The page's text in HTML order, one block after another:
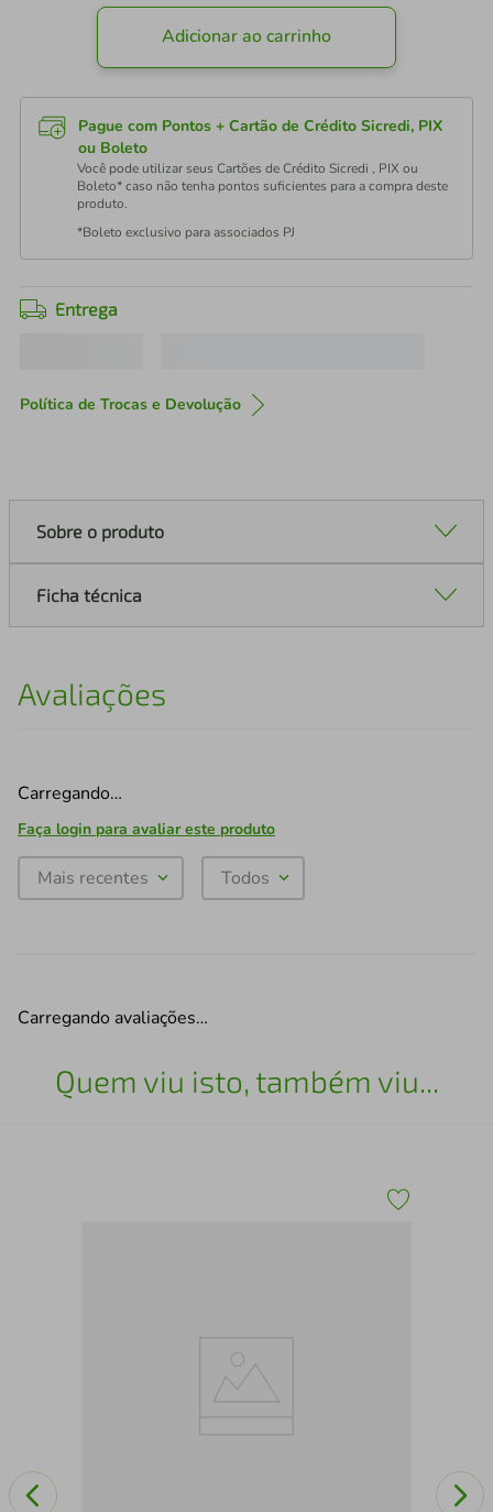
Adicionar ao carrinho
Pague com Pontos + Cartão de Crédito Sicredi, PIX
ou Boleto
Você pode utilizar seus Cartões de Crédito Sicredi , PIX ou
Boleto* caso não tenha pontos suficientes para a compra deste
produto.
*Boleto exclusivo para associados PJ
Entrega
Política de Trocas e Devolução
Sobre o produto
Ficha técnica
Avaliações
Carregando…
Faça login para avaliar este produto
Mais recentes Todos
Carregando avaliações…
Quem viu isto, também viu...